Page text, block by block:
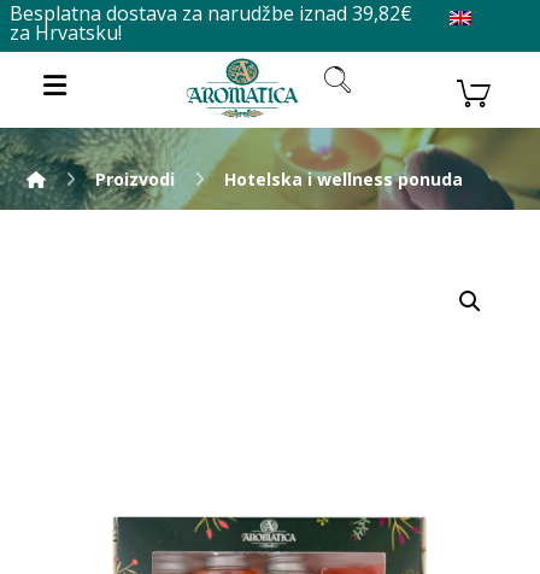
Besplatna dostava za narudžbe iznad 39,82€
za Hrvatsku!
Proizvodi Hotelska i wellness ponuda